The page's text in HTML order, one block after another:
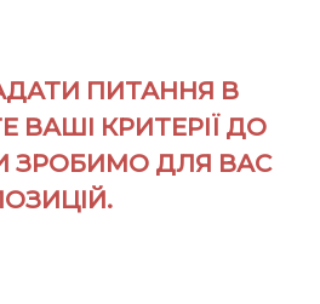
ПИТАННЯ В
ВАШІ КРИТЕРІЇ ДО
ЗРОБИМО ДЛЯ ВАС